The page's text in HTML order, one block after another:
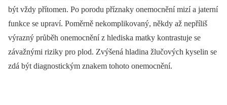
být vždy přítomen. Po porodu příznaky onemocnění mizí a jaterní
funkce se upraví. Poměrně nekomplikovaný, někdy až nepříliš
výrazný průběh onemocnění z hlediska matky kontrastuje se
závažnými riziky pro plod. Zvýšená hladina žlučových kyselin se
zdá být diagnostickým znakem tohoto onemocnění.